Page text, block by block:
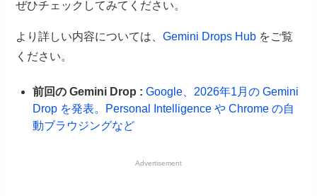
ぜひチェックしてみてください。
より詳しい内容については、Gemini Drops Hub をご覧
ください。
前回の Gemini Drop :Google、2026年1月の Gemini
Drop を発表。Personal Intelligence や Chrome の自
動ブラウジングなど
Advertisement